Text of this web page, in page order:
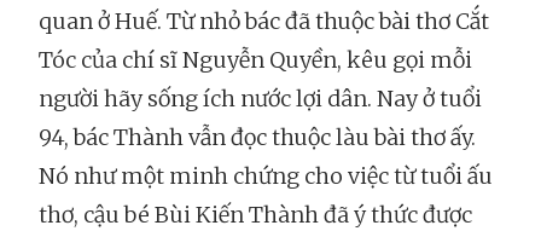
quan ở Huế. Từ nhỏ bác đã thuộc bài thơ Cắt
Tóc của chí sĩ Nguyễn Quyền, kêu gọi mỗi
người hãy sống ích nước lợi dân. Nay ở tuổi
94, bác Thành vẫn đọc thuộc làu bài thơ ấy.
Nó như một minh chứng cho việc từ tuổi ấu
thơ, cậu bé Bùi Kiến Thành đã ý thức được